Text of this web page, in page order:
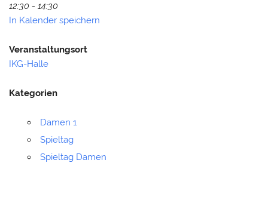
12:30 - 14:30
In Kalender speichern
Veranstaltungsort
IKG-Halle
Kategorien
Damen 1
Spieltag
Spieltag Damen